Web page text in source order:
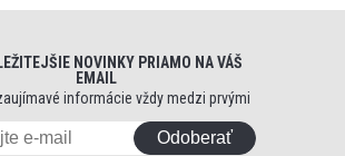
NOVINKY PRIAMO NA VÁŠ
EMAIL
informácie vždy medzi prvými
Odoberať